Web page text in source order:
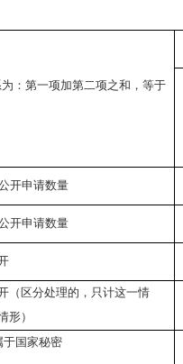
为：第一项加第二项之和，等于
开申请数量
开申请数量
（区分处理的，只计这一情
形）
于国家秘密